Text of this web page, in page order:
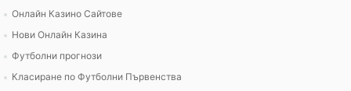
Онлайн Казино Сайтове
Нови Онлайн Казина
Футболни прогнози
Класиране по Футболни Първенства